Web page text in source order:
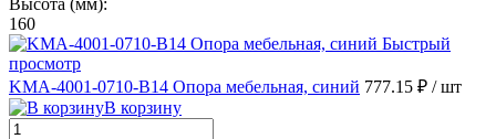
160
Быстрый
просмотр
KMA-4001-0710-B14 Опора мебельная, синий 777.15 ₽ / шт
В корзину